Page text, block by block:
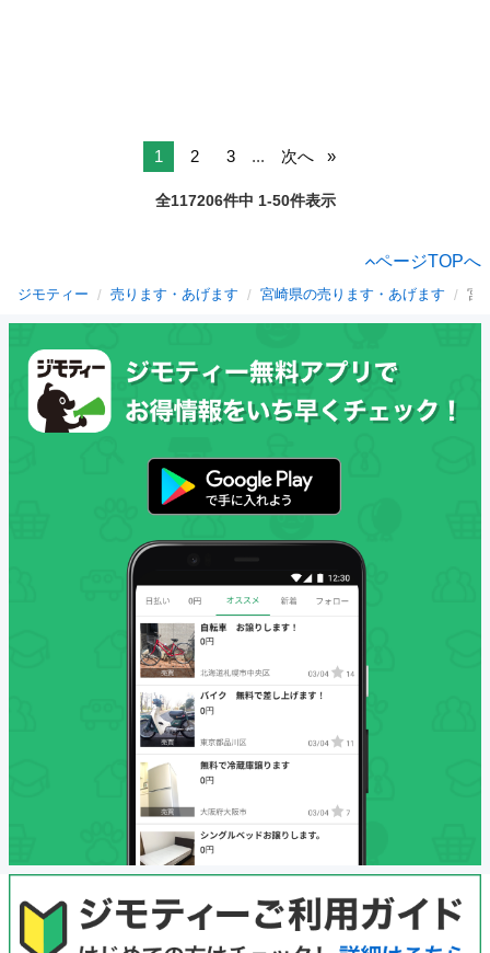
1 2 3 ... 次へ
全117206件中 1-50件表示
ページTOPへ
ジモティー 売ります・あげます 宮崎県の売ります・あげます 宮